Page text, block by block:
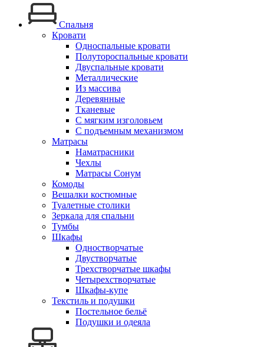
Спальня
Кровати
Односпальные кровати
Полутороспальные кровати
Двуспальные кровати
Металлические
Из массива
Деревянные
Тканевые
С мягким изголовьем
С подъемным механизмом
Матрасы
Наматрасники
Чехлы
Матрасы Сонум
Комоды
Вешалки костюмные
Туалетные столики
Зеркала для спальни
Тумбы
Шкафы
Одностворчатые
Двустворчатые
Трехстворчатые шкафы
Четырехстворчатые
Шкафы-купе
Текстиль и подушки
Постельное бельё
Подушки и одеяла